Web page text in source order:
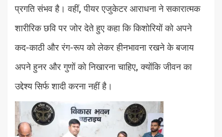
प्रगति संभव है। वहीं, पीयर एजुकेटर आराधना ने सकारात्मक
शारीरिक छवि पर जोर देते हुए कहा कि किशोरियों को अपने
कद-काठी और रंग-रूप को लेकर हीनभावना रखने के बजाय
अपने हुनर और गुणों को निखारना चाहिए, क्योंकि जीवन का
उद्देश्य सिर्फ शादी करना नहीं है।